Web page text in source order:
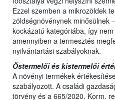
Ezzel szemben a mikrozöldek
zöldségnövénynek minősülnek
kockázatú kategóriába, így
amennyiben a termesztés
nyilvántartási szabályoknak.
Őstermelői és kistermelői
A növényi termékek
szabályozott. A családi
törvény és a 665/2020. Korm.